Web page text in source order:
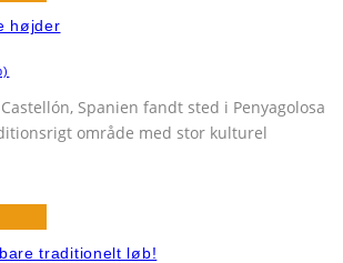
højder
Spanien fandt sted i Penyagolosa
område med stor kulturel
traditionelt løb!